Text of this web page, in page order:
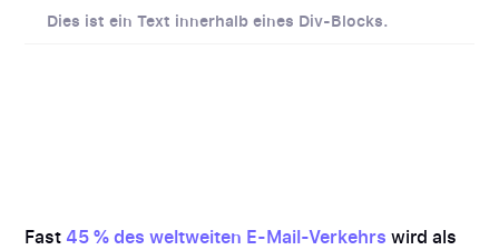
Fast 45 % des weltweiten E-Mail-Verkehrs wird als
Dies ist ein Text innerhalb eines Div-Blocks.